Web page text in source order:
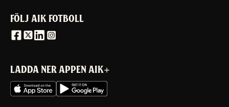
FÖLJ AIK FOTBOLL
LADDA NER APPEN AIK+